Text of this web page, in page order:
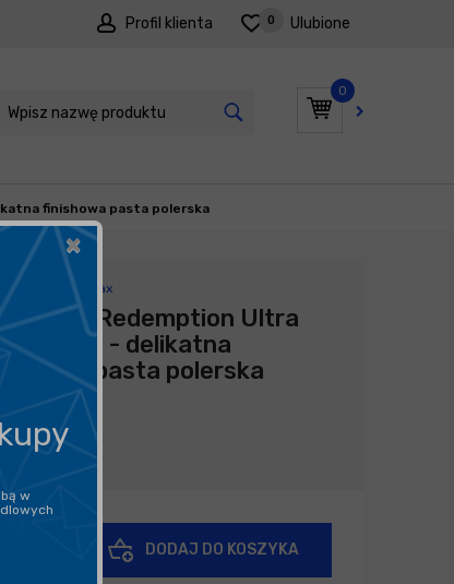
Profil klienta Ulubione
0
0
PROMOCJE
finishowa pasta polerska
Angelwax
Redemption Ultra
250ml - delikatna
pasta polerska
zł
zł/ litr
DODAJ DO KOSZYKA
×
w